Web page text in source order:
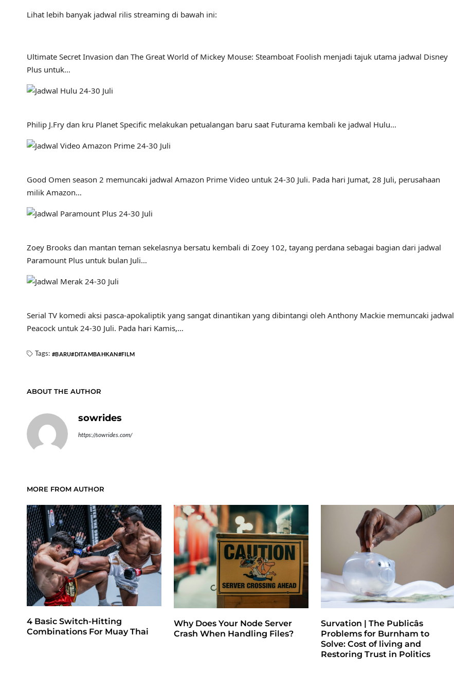
Lihat lebih banyak jadwal rilis streaming di bawah ini:
Ultimate Secret Invasion dan The Great World of Mickey Mouse: Steamboat Foolish menjadi tajuk utama jadwal Disney
Plus untuk…
Philip J.Fry dan kru Planet Specific melakukan petualangan baru saat Futurama kembali ke jadwal Hulu…
Good Omen season 2 memuncaki jadwal Amazon Prime Video untuk 24-30 Juli. Pada hari Jumat, 28 Juli, perusahaan
milik Amazon…
Zoey Brooks dan mantan teman sekelasnya bersatu kembali di Zoey 102, tayang perdana sebagai bagian dari jadwal
Paramount Plus untuk bulan Juli…
Serial TV komedi aksi pasca-apokaliptik yang sangat dinantikan yang dibintangi oleh Anthony Mackie memuncaki jadwal
Peacock untuk 24-30 Juli. Pada hari Kamis,…
Tags: BARU DITAMBAHKAN FILM
ABOUT THE AUTHOR
sowrides
https://sowrides.com/
MORE FROM AUTHOR
4 Basic Switch-Hitting
Combinations For Muay Thai
Why Does Your Node Server
Crash When Handling Files?
Survation | The Publicâs
Problems for Burnham to
Solve: Cost of living and
Restoring Trust in Politics